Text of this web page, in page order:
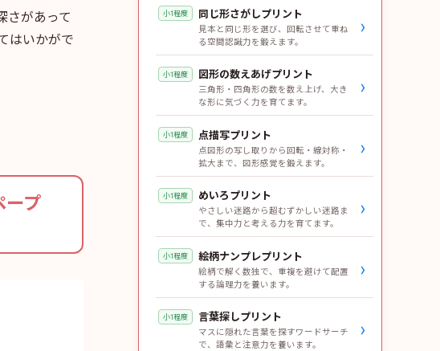
さがあって
はいかがで
ープ
小1程度 同じ形さがしプリント
見本と同じ形を選び、回転させて重ね
る空間認識力を鍛えます。
›
小1程度 図形の数えあげプリント
三角形・四角形の数を数え上げ、大き
な形に気づく力を育てます。
›
小1程度 点描写プリント
点図形の写し取りから回転・線対称・
拡大まで、図形感覚を鍛えます。
›
小1程度 めいろプリント
やさしい迷路から超むずかしい迷路ま
で、集中力と考える力を育てます。
›
小1程度 絵柄ナンプレプリント
絵柄で解く数独で、重複を避けて配置
する論理力を養います。
›
小1程度 言葉探しプリント
マスに隠れた言葉を探すワードサーチ
で、語彙と注意力を養います。
›